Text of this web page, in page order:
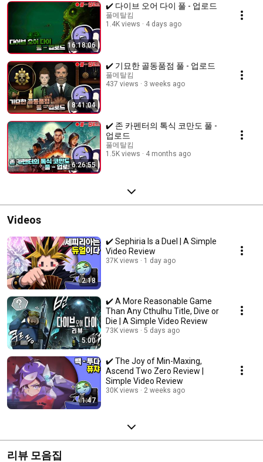
16:18:06
✔️ 다이브 오어 다이 풀 - 업로드
풀메탈킴
1.4K views
4 days ago
8:41:04
✔️ 기묘한 골동품점 풀 - 업로드
풀메탈킴
437 views
3 weeks ago
6:26:55
✔️ 존 카펜터의 톡식 코만도 풀 -
업로드
풀메탈킴
1.5K views
4 months ago
Videos
2:18
✔️ Sephiria Is a Duel | A Simple
Video Review
37K views 1 day ago
5:00
✔️ A More Reasonable Game
Than Any Cthulhu Title, Dive or
Die | A Simple Video Review
73K views 5 days ago
1:47
✔️ The Joy of Min-Maxing,
Ascend Two Zero Review |
Simple Video Review
30K views 2 weeks ago
리뷰 모음집